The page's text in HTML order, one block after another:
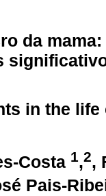
da mama:
in the life
Costa 1,2,
Pais-